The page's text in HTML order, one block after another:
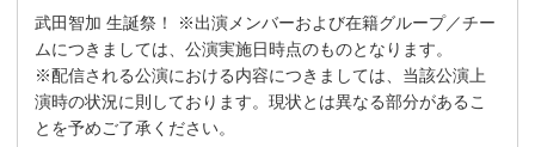
武田智加 生誕祭！ ※出演メンバーおよび在籍グループ／チー
ムにつきましては、公演実施日時点のものとなります。
※配信される公演における内容につきましては、当該公演上
演時の状況に則しております。現状とは異なる部分があるこ
とを予めご了承ください。